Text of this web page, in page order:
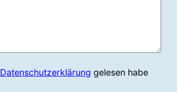
Datenschutzerklärung gelesen habe